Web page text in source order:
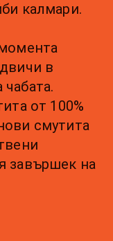
калмари.
в
от 100%
смутита
завършек на